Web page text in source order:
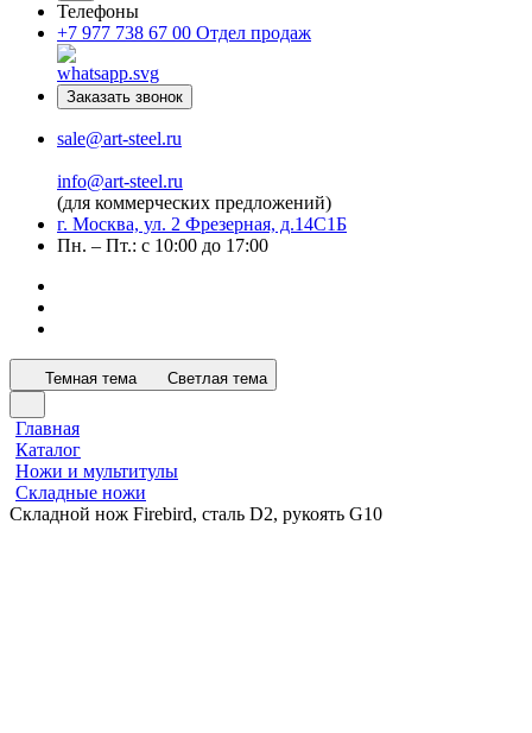
Телефоны
+7 977 738 67 00 Отдел продаж
Заказать звонок
sale@art-steel.ru
info@art-steel.ru
(для коммерческих предложений)
г. Москва, ул. 2 Фрезерная, д.14С1Б
Пн. – Пт.: с 10:00 до 17:00
Темная тема Светлая тема
Главная
Каталог
Ножи и мультитулы
Складные ножи
Складной нож Firebird, сталь D2, рукоять G10